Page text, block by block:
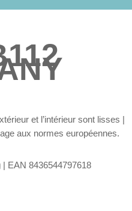
et l’intérieur sont lisses |
aux normes européennes.
EAN 8436544797618